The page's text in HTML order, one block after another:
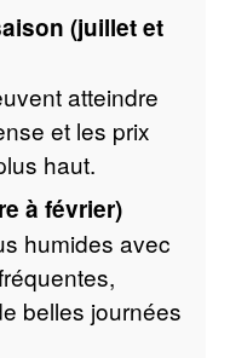
(juillet et
atteindre
et les prix
haut.
à février)
humides avec
belles journées